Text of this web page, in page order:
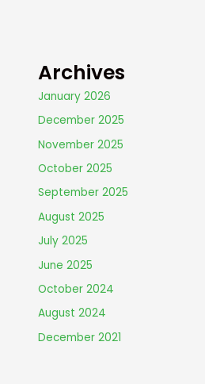
Archives
January 2026
December 2025
November 2025
October 2025
September 2025
August 2025
July 2025
June 2025
October 2024
August 2024
December 2021